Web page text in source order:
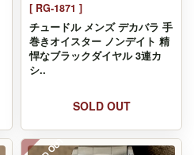
[ RG-1871 ]
チュードル メンズ デカバラ 手
巻きオイスター ノンデイト 精
悍なブラックダイヤル 3連カ
シ..
SOLD OUT